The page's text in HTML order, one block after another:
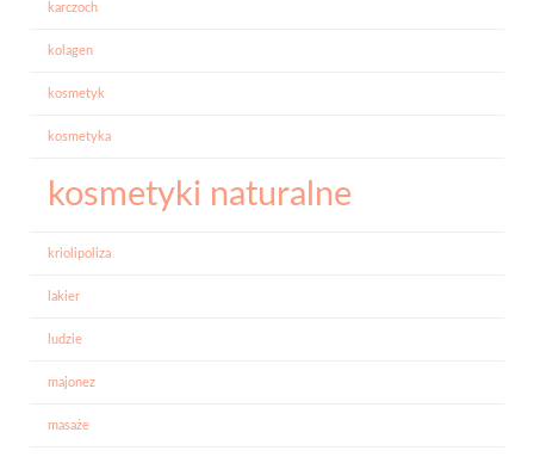
karczoch
kolagen
kosmetyk
kosmetyka
kosmetyki naturalne
kriolipoliza
lakier
ludzie
majonez
masaże